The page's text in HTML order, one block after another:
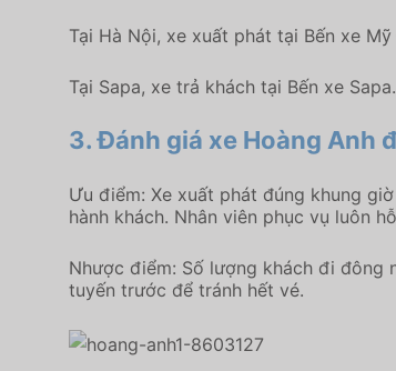
Tại Hà Nội, xe xuất phát tại Bến xe
Tại Sapa, xe trả khách tại Bến xe
3. Đánh giá xe Hoàng Anh
Ưu điểm: Xe xuất phát đúng khung
hành khách. Nhân viên phục vụ luôn
Nhược điểm: Số lượng khách đi đông
tuyến trước để tránh hết vé.